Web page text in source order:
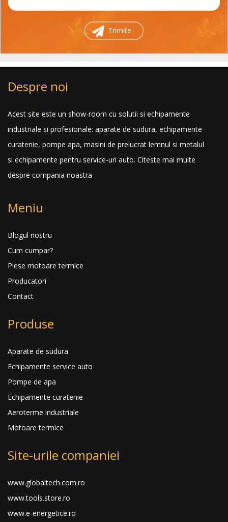
Trimite
Despre noi
Acest site este un show-room cu solutii si echipamente
industriale si profesionale: aparate de sudura, echipamente
curatenie, pompe apa, masini de prelucrat lemnul si metalul
si echipamente pentru service-uri auto. Citeste mai multe
despre compania noastra
Meniu
Blogul nostru
Cum cumpar?
Piese motoare termice
Producatori
Contact
Produse
Aparate de sudura
Echipamente service auto
Pompe de apa
Echipamente curatenie
Aeroterme industriale
Motoare termice
Site-urile companiei
www.globaltech.com.ro
www.tools.store.ro
www.e-energetice.ro